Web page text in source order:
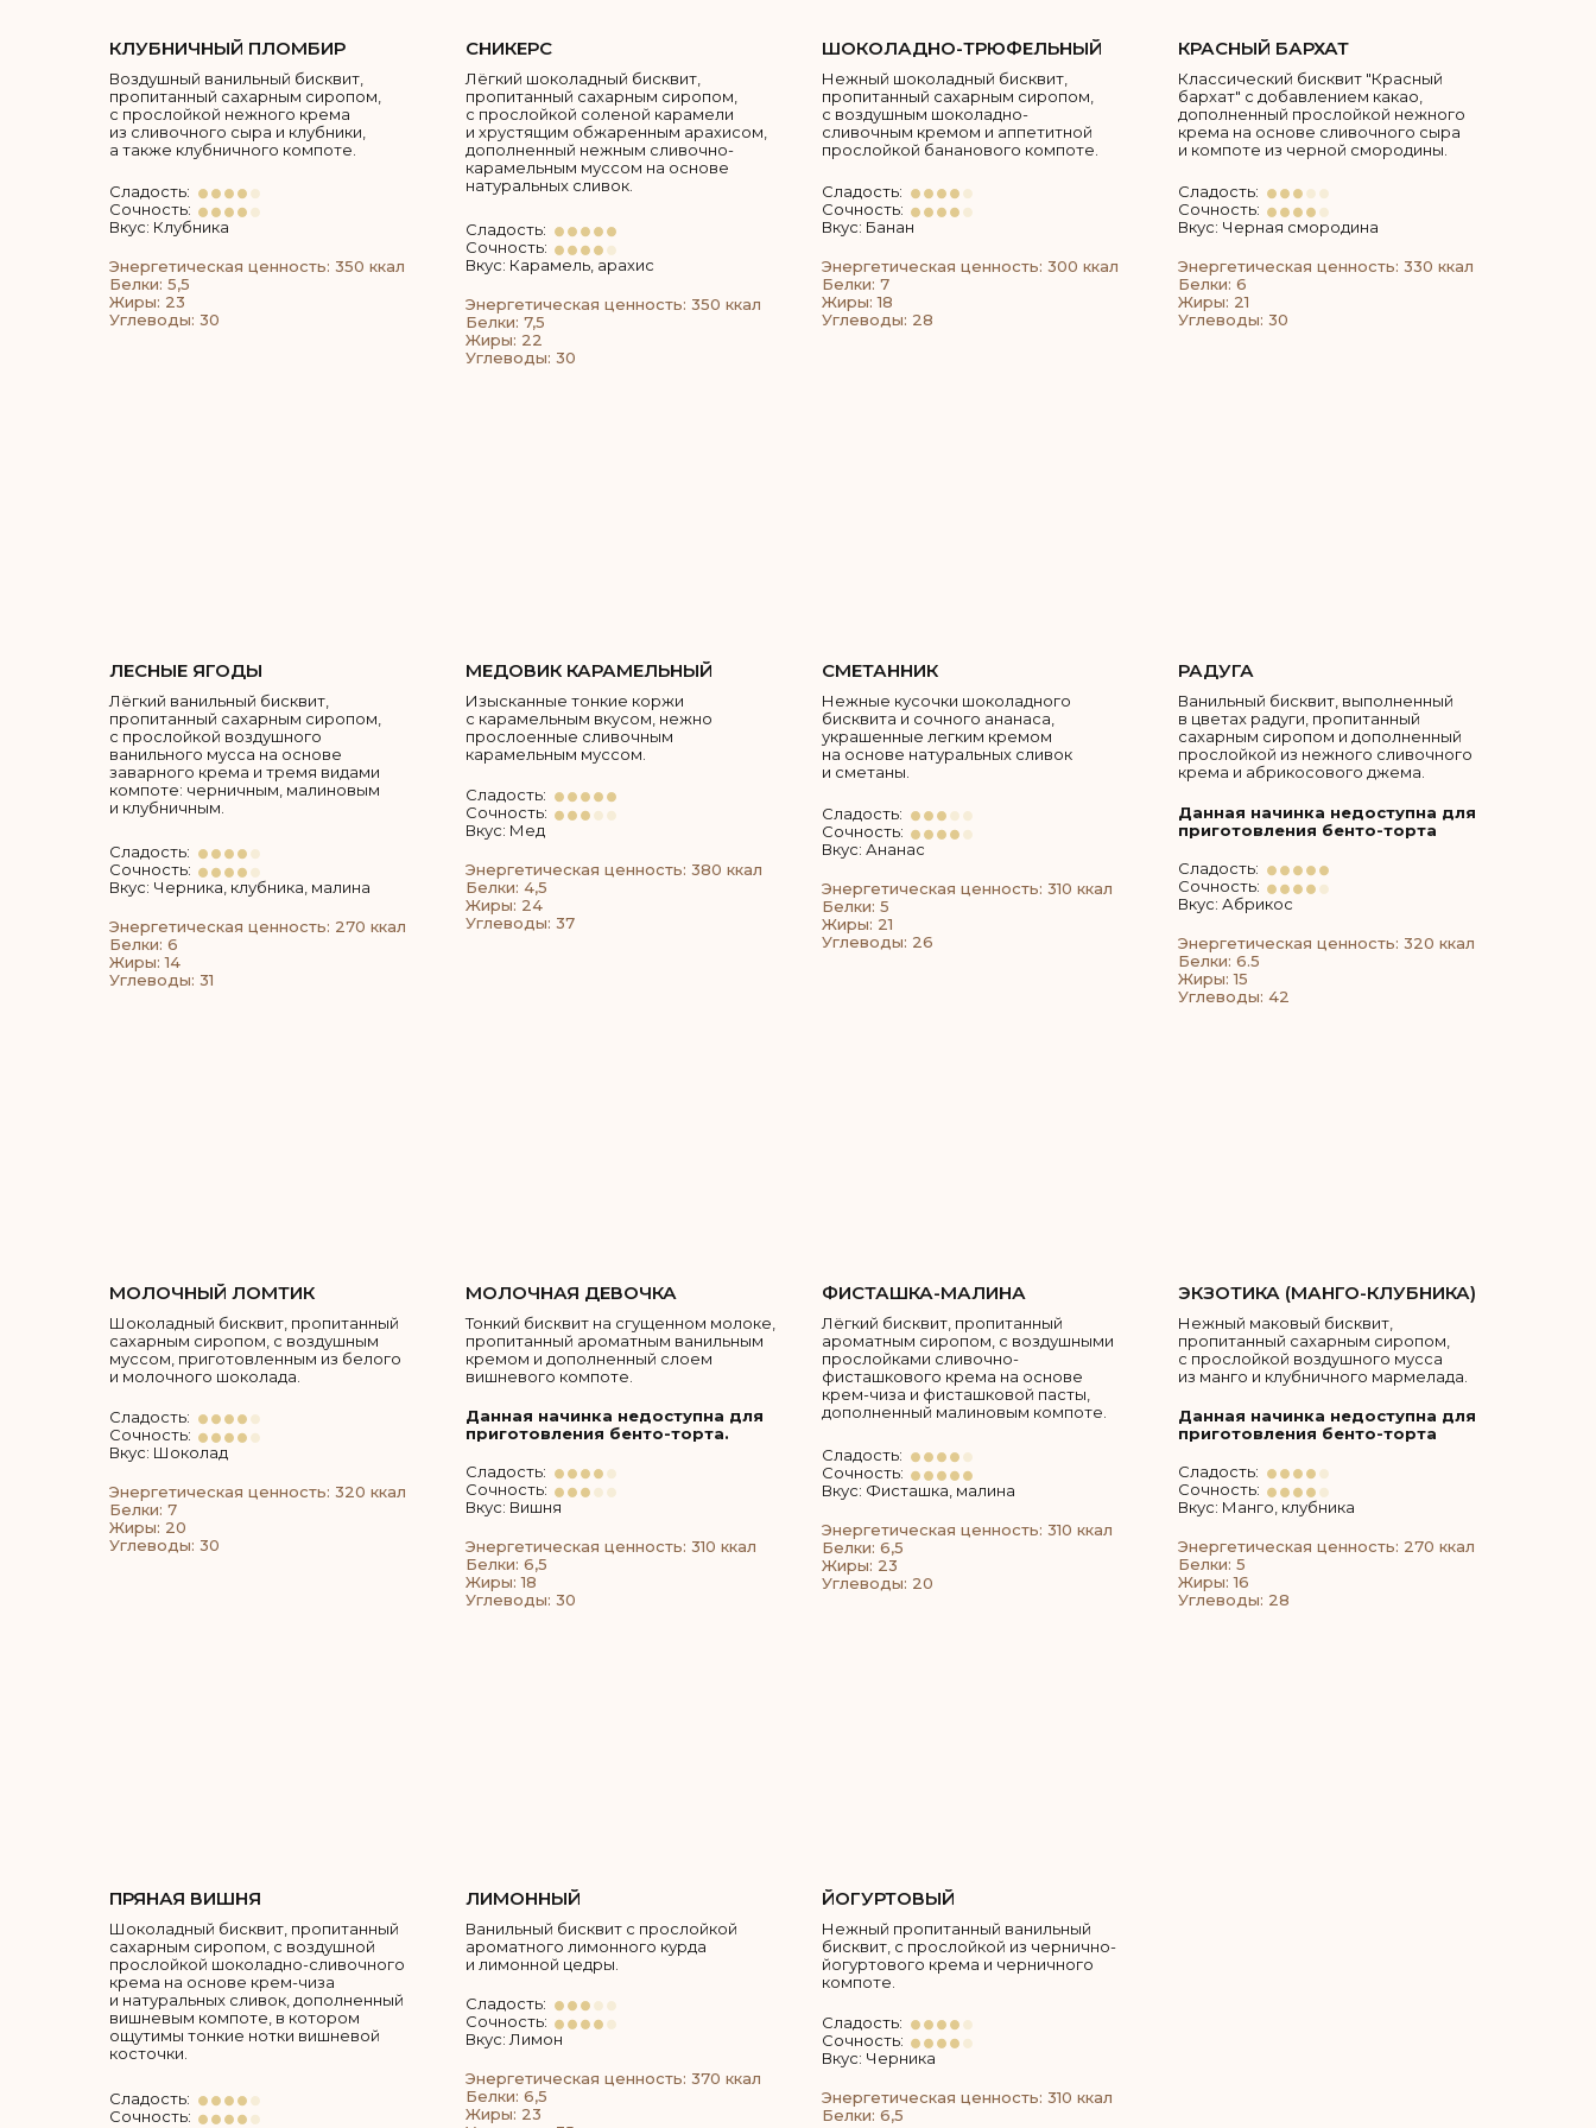
КЛУБНИЧНЫЙ ПЛОМБИР
Воздушный ванильный бисквит,
пропитанный сахарным сиропом,
с прослойкой нежного крема
из сливочного сыра и клубники,
а также клубничного компоте.
Энергетическая ценность: 350 ккал
Белки: 5,5
Жиры: 23
Углеводы: 30
Энергетическая ценность: 350 ккал
Белки: 7,5
Жиры: 22
Углеводы: 30
Лёгкий шоколадный бисквит,
пропитанный сахарным сиропом,
с прослойкой соленой карамели
и хрустящим обжаренным арахисом,
дополненный нежным сливочно-
карамельным муссом на основе
натуральных сливок.
СНИКЕРС
Нежный шоколадный бисквит,
пропитанный сахарным сиропом,
с воздушным шоколадно-
сливочным кремом и аппетитной
прослойкой бананового компоте.
Энергетическая ценность: 300 ккал
Белки: 7
Жиры: 18
Углеводы: 28
Энергетическая ценность: 330 ккал
Белки: 6
Жиры: 21
Углеводы: 30
Классический бисквит "Красный
бархат" с добавлением какао,
дополненный прослойкой нежного
крема на основе сливочного сыра
и компоте из черной смородины.
ШОКОЛАДНО-ТРЮФЕЛЬНЫЙ КРАСНЫЙ БАРХАТ
Ванильный бисквит, выполненный
в цветах радуги, пропитанный
сахарным сиропом и дополненный
прослойкой из нежного сливочного
крема и абрикосового джема.
Энергетическая ценность: 310 ккал
Белки: 5
Жиры: 21
Углеводы: 26
Нежные кусочки шоколадного
бисквита и сочного ананаса,
украшенные легким кремом
на основе натуральных сливок
и сметаны.
РАДУГА
СМЕТАННИК
Изысканные тонкие коржи
с карамельным вкусом, нежно
прослоенные сливочным
карамельным муссом.
Энергетическая ценность: 380 ккал
Белки: 4,5
Жиры: 24
Углеводы: 37
Энергетическая ценность: 270 ккал
Белки: 6
Жиры: 14
Углеводы: 31
Лёгкий ванильный бисквит,
пропитанный сахарным сиропом,
с прослойкой воздушного
ванильного мусса на основе
заварного крема и тремя видами
компоте: черничным, малиновым
и клубничным.
МЕДОВИК КАРАМЕЛЬНЫЙ
ЛЕСНЫЕ ЯГОДЫ
Энергетическая ценность: 320 ккал
Белки: 7
Жиры: 20
Углеводы: 30
Энергетическая ценность: 310 ккал
Белки: 6,5
Жиры: 18
Углеводы: 30
Тонкий бисквит на сгущенном молоке,
пропитанный ароматным ванильным
кремом и дополненный слоем
вишневого компоте.
МОЛОЧНЫЙ ЛОМТИК МОЛОЧНАЯ ДЕВОЧКА ФИСТАШКА-МАЛИНА
Лёгкий бисквит, пропитанный
ароматным сиропом, с воздушными
прослойками сливочно-
фисташкового крема на основе
крем-чиза и фисташковой пасты,
дополненный малиновым компоте.
Энергетическая ценность: 310 ккал
Белки: 6,5
Жиры: 23
Углеводы: 20
Энергетическая ценность: 270 ккал
Белки: 5
Жиры: 16
Углеводы: 28
Нежный маковый бисквит,
пропитанный сахарным сиропом,
с прослойкой воздушного мусса
из манго и клубничного мармелада.
Шоколадный бисквит, пропитанный
сахарным сиропом, с воздушным
муссом, приготовленным из белого
и молочного шоколада.
Данная начинка недоступна для
приготовления бенто-торта.
Данная начинка недоступна для
приготовления бенто-торта
Данная начинка недоступна для
приготовления бенто-торта
Энергетическая ценность: 320 ккал
Белки: 6.5
Жиры: 15
Углеводы: 42
ЭКЗОТИКА (МАНГО-КЛУБНИКА)
Энергетическая ценность: 310 ккал
Белки: 6,5
Нежный пропитанный ванильный
бисквит, с прослойкой из чернично-
йогуртового крема и черничного
компоте.
ЙОГУРТОВЫЙ
Энергетическая ценность: 370 ккал
Белки: 6,5
Жиры: 23
Ванильный бисквит с прослойкой
ароматного лимонного курда
и лимонной цедры.
ЛИМОННЫЙ
Шоколадный бисквит, пропитанный
сахарным сиропом, с воздушной
прослойкой шоколадно-сливочного
крема на основе крем-чиза
и натуральных сливок, дополненный
вишневым компоте, в котором
ощутимы тонкие нотки вишневой
косточки.
ПРЯНАЯ ВИШНЯ
Сладость:
Сочность:
Вкус: Черника
Сладость:
Сочность:
Вкус: Лимон
Сладость:
Сочность:
Сладость:
Сочность:
Вкус: Манго, клубника
Сладость:
Сочность:
Вкус: Фисташка, малина
Сладость:
Сочность:
Вкус: Вишня
Сладость:
Сочность:
Вкус: Шоколад
Сладость:
Сочность:
Вкус: Абрикос
Сладость:
Сочность:
Вкус: Ананас
Сладость:
Сочность:
Вкус: Мед
Сладость:
Сочность:
Вкус: Черника, клубника, малина
Сладость:
Сочность:
Вкус: Черная смородина
Сладость:
Сочность:
Вкус: Банан
Сладость:
Сочность:
Вкус: Карамель, арахис
Сладость:
Сочность:
Вкус: Клубника